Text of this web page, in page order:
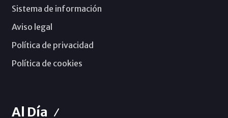
Sistema de información
Aviso legal
Política de privacidad
Política de cookies
Al Día